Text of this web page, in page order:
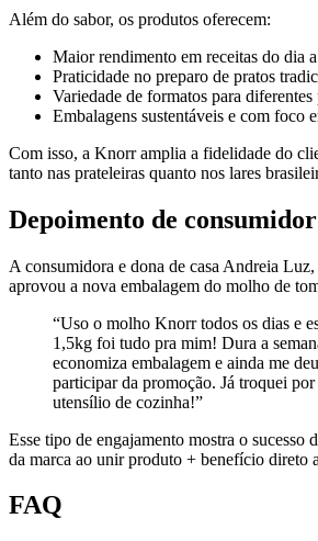
Além do sabor, os produtos oferecem:
Maior rendimento em receitas do dia
Praticidade no preparo de pratos
Variedade de formatos para
Embalagens sustentáveis e com foco
Com isso, a Knorr amplia a fidelidade do
tanto nas prateleiras quanto nos lares
Depoimento de consumidor
A consumidora e dona de casa Andreia
aprovou a nova embalagem do molho de
“Uso o molho Knorr todos os dias e
1,5kg foi tudo pra mim! Dura a
economiza embalagem e ainda me
participar da promoção. Já troquei
utensílio de cozinha!”
Esse tipo de engajamento mostra o sucesso
da marca ao unir produto + benefício direto
FAQ